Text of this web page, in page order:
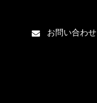
お問い合わせ